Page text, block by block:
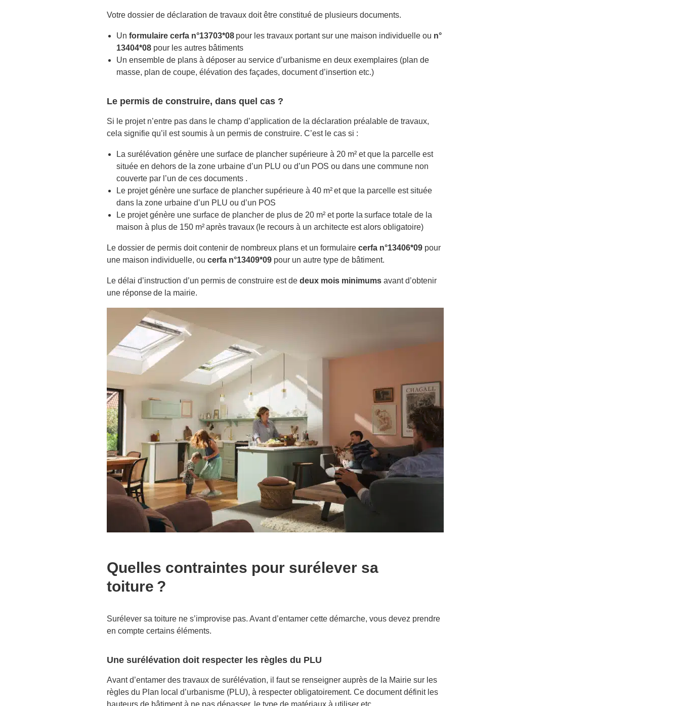
Votre dossier de déclaration de travaux doit être constitué de plusieurs documents.
Unformulaire cerfa n°13703*08 pour les travaux portant sur une maison individuelle ou n°
13404*08 pour les autres bâtiments
Un ensemble de plansà déposer au service d’urbanisme en deux exemplaires (plan de
masse, plan de coupe, élévation des façades, document d’insertion etc.)
Le permis de construire, dans quel cas ?
Si le projet n’entre pas dans le champ d’application de la déclaration préalable de travaux,
cela signifie qu’il est soumis à un permis de construire. C’est le cas si :
La surélévation génère une surface de plancher supérieure à 20 m² et que la parcelle est
située en dehors de la zone urbaine d’un PLU ou d’un POS ou dans une commune non
couverte par l’un de ces documents .
Le projet génère une surface de plancher supérieure à 40 m² et que la parcelle est située
dans la zone urbaine d’un PLU ou d’un POS
Le projet génère une surface de plancher de plus de 20 m² et porte la surface totale de la
maison à plus de 150 m² après travaux (le recours à un architecte est alors obligatoire)
Le dossier de permis doit contenir de nombreux plans et un formulaire cerfa n°13406*09 pour
une maison individuelle, ou cerfa n°13409*09 pour un autre type de bâtiment.
Le délai d’instruction d’un permis de construire est de deux mois minimums avant d’obtenir
une réponse de la mairie.
Quelles contraintes pour surélever sa
toiture ?
Surélever sa toiture ne s’improvise pas. Avant d’entamer cette démarche, vous devez prendre
en compte certains éléments.
Une surélévation doit respecter les règles du PLU
Avant d’entamer des travaux de surélévation, il faut se renseigner auprès de la Mairie sur les
règles du Plan local d’urbanisme (PLU), à respecter obligatoirement. Ce document définit les
hauteurs de bâtiment à ne pas dépasser, le type de matériaux à utiliser etc.